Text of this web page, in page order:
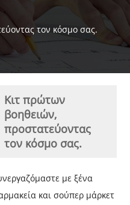
τον κόσμο σας.
Κιτ πρώτων
βοηθειών,
προστατεύοντας
τον κόσμο σας.
με ξένα
και σούπερ μάρκετ